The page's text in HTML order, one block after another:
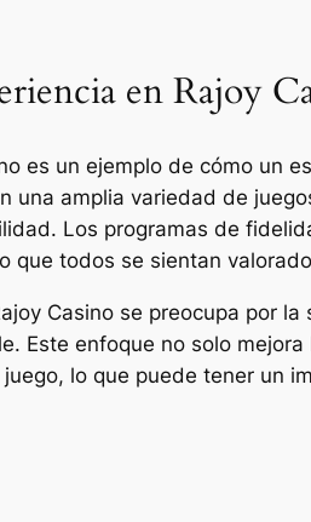
en Rajoy
es un ejemplo de cómo un
una amplia variedad de
Los programas de
que todos se sientan
Casino se preocupa por
Este enfoque no solo
lo que puede tener un